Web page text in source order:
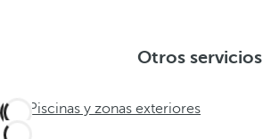
Otros servicios
Piscinas y zonas exteriores